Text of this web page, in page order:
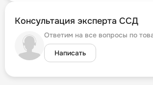
Консультация эксперта ССД
Ответим на все вопросы по
Написать